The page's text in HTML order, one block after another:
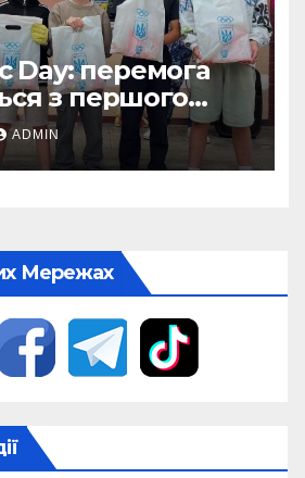
Day: перемога
з першого
ADMIN
Мережах